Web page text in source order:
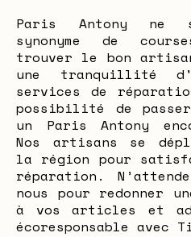
Paris Antony ne
synonyme de
trouver le bon
une tranquillité
services de
possibilité de
un Paris Antony
Nos artisans se
la région pour
réparation.
nous pour redonner
à vos articles et
écoresponsable avec